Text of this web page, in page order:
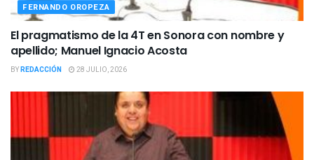
FERNANDO OROPEZA
El pragmatismo de la 4T en Sonora con nombre y
apellido; Manuel Ignacio Acosta
BYREDACCIÓN 28 JULIO, 2026